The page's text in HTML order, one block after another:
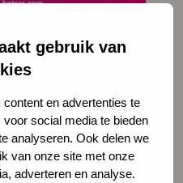
gebruik van
en advertenties te
social media te bieden
analyseren. Ook delen we
van onze site met onze
adverteren en analyse.
zal ook het
de interventies